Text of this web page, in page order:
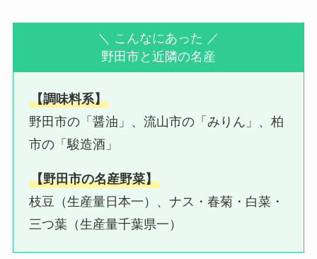
＼ こんなにあった ／
野田市と近隣の名産
【調味料系】
野田市の「醤油」、流山市の「みりん」、柏
市の「駿造酒」
【野田市の名産野菜】
枝豆（生産量日本一）、ナス・春菊・白菜・
三つ葉（生産量千葉県一）